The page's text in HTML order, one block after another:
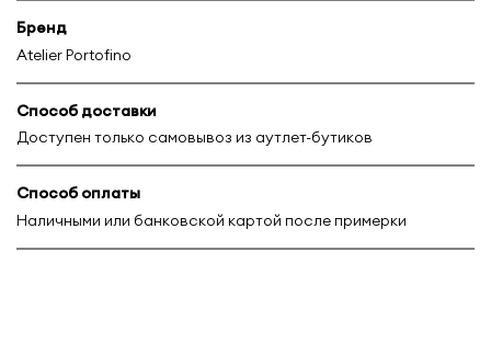
Бренд
Atelier Portofino
Способ доставки
Доступен только самовывоз из аутлет-бутиков
Способ оплаты
Наличными или банковской картой после примерки